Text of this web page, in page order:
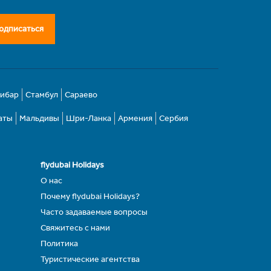
Стамбул Сараево
Мальдивы Шри-Ланка Армения Сербия
flydubai Holidays
О нас
Почему flydubai Holidays?
Часто задаваемые вопросы
Свяжитесь с нами
Политика
Туристические агентства